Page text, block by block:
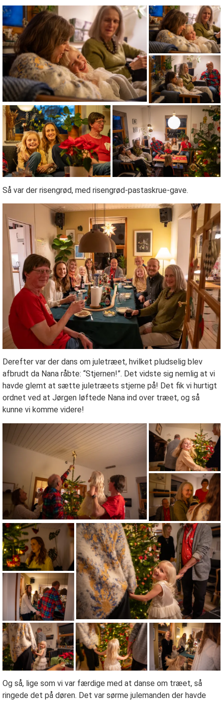
Så var der risengrød, med risengrød-pastaskrue-gave.
Derefter var der dans om juletræet, hvilket pludselig blev
afbrudt da Nana råbte: “Stjernen!”. Det vidste sig nemlig at vi
havde glemt at sætte juletræets stjerne på! Det fik vi hurtigt
ordnet ved at Jørgen løftede Nana ind over træet, og så
kunne vi komme videre!
Og så, lige som vi var færdige med at danse om træet, så
ringede det på døren. Det var sørme julemanden der havde